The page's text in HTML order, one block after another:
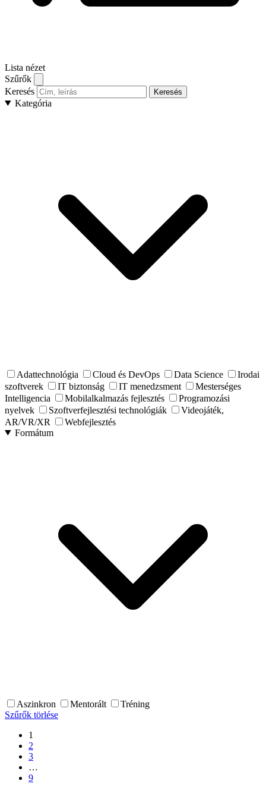
Lista nézet
Szűrők
Keresés
Keresés
Kategória
Adattechnológia Cloud és DevOps Data Science
Irodai
szoftverek
IT biztonság IT menedzsment
Mesterséges
Intelligencia
Mobilalkalmazás fejlesztés
Programozási
nyelvek
Szoftverfejlesztési technológiák
Videojáték,
AR/VR/XR
Webfejlesztés
Formátum
Aszinkron Mentorált
Tréning
Szűrők törlése
1
2
3
…
9